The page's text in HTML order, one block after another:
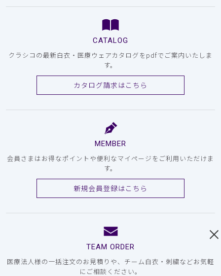
CATALOG
クラシコの最新白衣・医療ウェアカタログをpdfでご案内いたしま
す。
カタログ請求はこちら
MEMBER
会員さまはお得なポイントや便利なマイページをご利用いただけま
す。
新規会員登録はこちら
TEAM ORDER
医療法人様の一括注文のお見積りや、チーム白衣・刺繍などお気軽
にご相談ください。